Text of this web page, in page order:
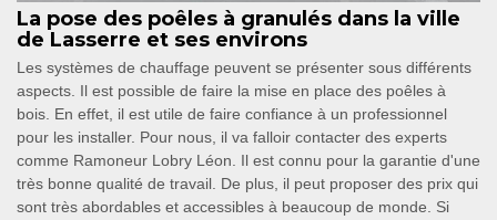
La pose des poêles à granulés dans la ville
de Lasserre et ses environs
Les systèmes de chauffage peuvent se présenter sous différents
aspects. Il est possible de faire la mise en place des poêles à
bois. En effet, il est utile de faire confiance à un professionnel
pour les installer. Pour nous, il va falloir contacter des experts
comme Ramoneur Lobry Léon. Il est connu pour la garantie d'une
très bonne qualité de travail. De plus, il peut proposer des prix qui
sont très abordables et accessibles à beaucoup de monde. Si